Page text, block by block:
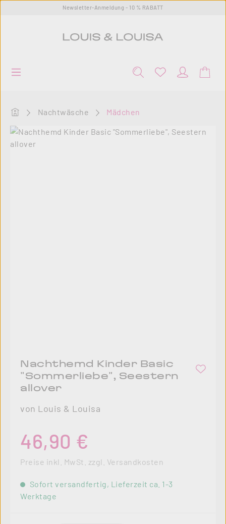
Zum Hauptinhalt springenNewsletter-Anmeldung - 10 % RABATT
Startseite
Nachtwäsche
Mädchen
Bildergalerie überspringen
Nachthemd Kinder Basic
"Sommerliebe", Seestern
allover
von Louis & Louisa
46,90 €
Preise inkl. MwSt. zzgl. Versandkosten
Sofort versandfertig, Lieferzeit ca. 1-3
Werktage